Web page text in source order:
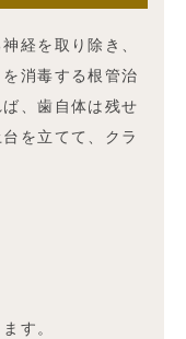
経を取り除き、
消毒する根管治
、歯自体は残せ
を立てて、クラ
す。